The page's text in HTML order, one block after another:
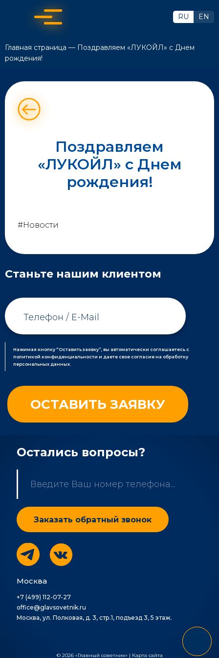
RU EN
Главная страница — Поздравляем «ЛУКОЙЛ» с Днем
рождения!
Поздравляем
«ЛУКОЙЛ» с Днем
рождения!
#Новости
Станьте нашим клиентом
Нажимая кнопку “Оставить заявку”, вы автоматически соглашаетесь с
политикой конфиденциальности и даете свое согласие на обработку
персональных данных.
Остались вопросы?
Москва
+7 (499) 112-07-27
office@glavsovetnik.ru
Москва, ул. Полковая, д. 3, стр.1, подъезд 3, 5 этаж.
© 2026 «Главный советник» | Карта сайта